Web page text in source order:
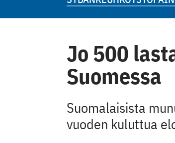
Jo 500
Suomessa
Suomalaisista
vuoden kuluttua